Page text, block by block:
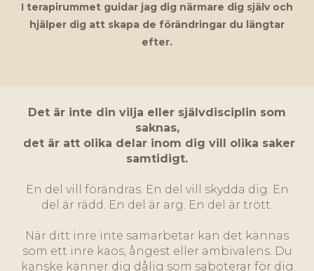
I terapirummet guidar jag dig närmare dig själv och
hjälper dig att skapa de förändringar du längtar
efter.
Det är inte din vilja eller självdisciplin som
saknas,
det är att olika delar inom dig vill olika saker
samtidigt.
En del vill förändras. En del vill skydda dig. En
del är rädd. En del är arg. En del är trött.
När ditt inre inte samarbetar kan det kännas
som ett inre kaos, ångest eller ambivalens. Du
kanske känner dig dålig som saboterar för dig